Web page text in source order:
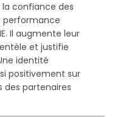
confiance des
performance
Il augmente leur
et justifie
identité
positivement sur
des partenaires